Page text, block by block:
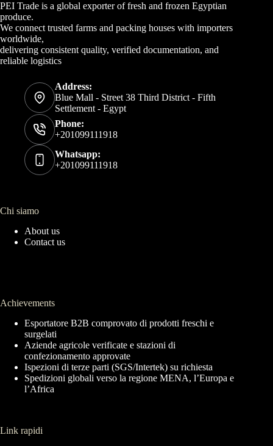
PEI Trade is a global exporter of fresh and frozen Egyptian
produce.
We connect trusted farms and packing houses with importers
worldwide,
delivering consistent quality, verified documentation, and
reliable logistics
Address:
Blue Mall - Street 38 Third District - Fifth
Settlement - Egypt
Phone:
+201099111918
Whatsapp:
+201099111918
Chi siamo
About us
Contact us
Achievements
Esportatore B2B comprovato di prodotti freschi e
surgelati
Aziende agricole verificate e stazioni di
confezionamento approvate
Ispezioni di terze parti (SGS/Intertek) su richiesta
Spedizioni globali verso la regione MENA, l’Europa e
l’Africa
Link rapidi